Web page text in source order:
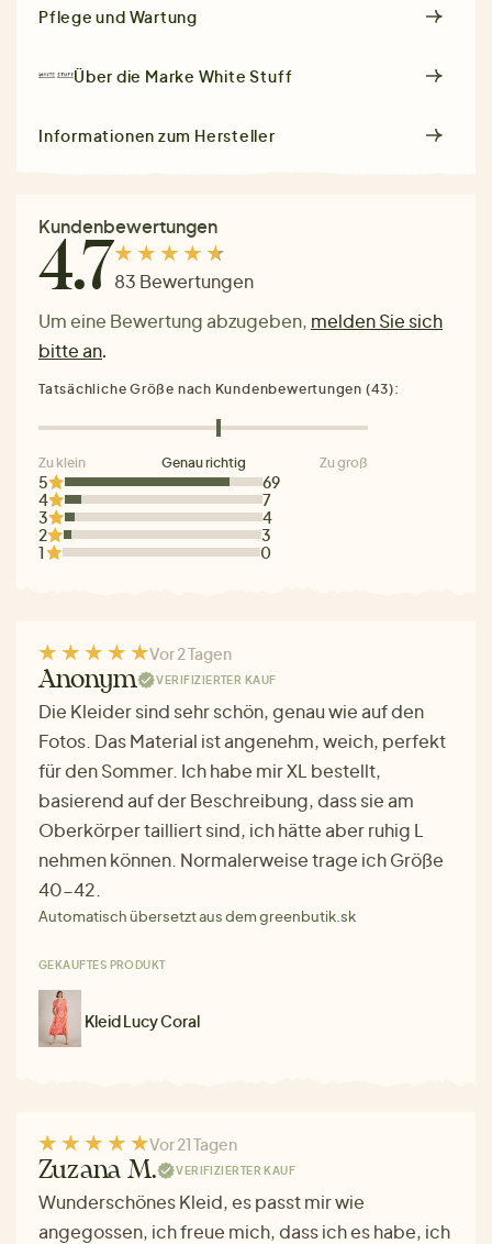
Pflege und Wartung
Über die Marke White Stuff
Informationen zum Hersteller
Kundenbewertungen
4.783 Bewertungen
Um eine Bewertung abzugeben, melden Sie sich
bitte an.
5
69
4
7
3
4
2
3
1
0
Tatsächliche Größe nach Kundenbewertungen (43):
Zu klein Genau richtig Zu groß
Vor 2 Tagen
Anonym VERIFIZIERTER KAUF
Die Kleider sind sehr schön, genau wie auf den
Fotos. Das Material ist angenehm, weich, perfekt
für den Sommer. Ich habe mir XL bestellt,
basierend auf der Beschreibung, dass sie am
Oberkörper tailliert sind, ich hätte aber ruhig L
nehmen können. Normalerweise trage ich Größe
40-42.
Automatisch übersetzt aus dem greenbutik.sk
GEKAUFTES PRODUKT
Kleid Lucy Coral
Vor 21 Tagen
Zuzana M. VERIFIZIERTER KAUF
Wunderschönes Kleid, es passt mir wie
angegossen, ich freue mich, dass ich es habe, ich